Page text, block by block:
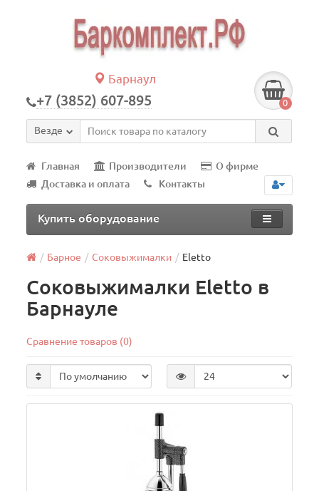
Барнаул
+7 (3852) 607-895 0
Везде
Главная Производители
О фирме
Доставка и оплата
Контакты
Купить оборудование
Барное Соковыжималки Eletto
Соковыжималки Eletto в
Барнауле
Сравнение товаров (0)